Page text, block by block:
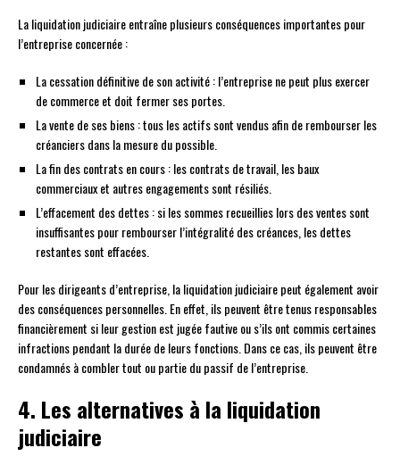
La liquidation judiciaire entraîne plusieurs conséquences importantes pour
l’entreprise concernée :
La cessation définitive de son activité : l’entreprise ne peut plus exercer
de commerce et doit fermer ses portes.
La vente de ses biens : tous les actifs sont vendus afin de rembourser les
créanciers dans la mesure du possible.
La fin des contrats en cours : les contrats de travail, les baux
commerciaux et autres engagements sont résiliés.
L’effacement des dettes : si les sommes recueillies lors des ventes sont
insuffisantes pour rembourser l’intégralité des créances, les dettes
restantes sont effacées.
Pour les dirigeants d’entreprise, la liquidation judiciaire peut également avoir
des conséquences personnelles. En effet, ils peuvent être tenus responsables
financièrement si leur gestion est jugée fautive ou s’ils ont commis certaines
infractions pendant la durée de leurs fonctions. Dans ce cas, ils peuvent être
condamnés à combler tout ou partie du passif de l’entreprise.
4. Les alternatives à la liquidation
judiciaire